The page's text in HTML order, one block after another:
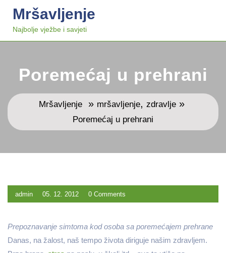
content
Mršavljenje
Najbolje vježbe i savjeti
Poremećaj u prehrani
Mršavljenje» mršavljenje, zdravlje»
Poremećaj u prehrani
admin 05. 12. 2012 0 Comments
Prepoznavanje simtoma kod osoba sa poremećajem prehrane
Danas, na žalost, naš tempo života diriguje našim zdravljem.